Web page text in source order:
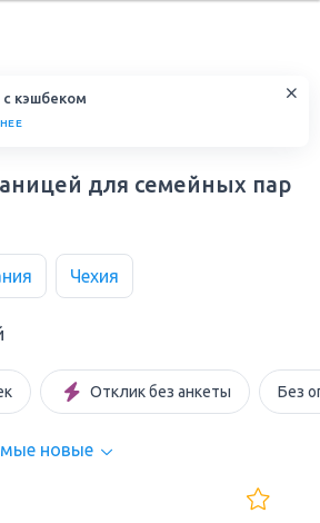
с кэшбеком
для семейных пар
Чехия
Отклик без анкеты Без
новые